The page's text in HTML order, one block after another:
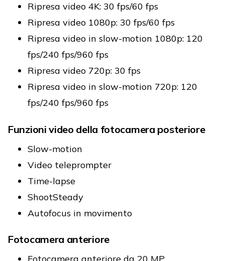
Ripresa video 4K: 30 fps/60 fps
Ripresa video 1080p: 30 fps/60 fps
Ripresa video in slow-motion 1080p: 120
fps/240 fps/960 fps
Ripresa video 720p: 30 fps
Ripresa video in slow-motion 720p: 120
fps/240 fps/960 fps
Funzioni video della fotocamera posteriore
Slow-motion
Video teleprompter
Time-lapse
ShootSteady
Autofocus in movimento
Fotocamera anteriore
Fotocamera anteriore da 20 MP